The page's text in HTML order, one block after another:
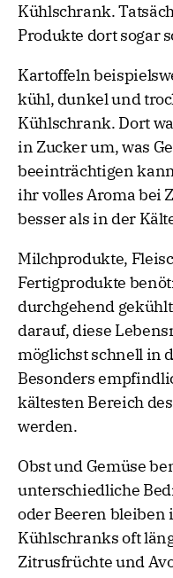
Kühlschrank.
Produkte dort sogar
Kartoffeln
kühl, dunkel und
Kühlschrank. Dort
in Zucker um, was
beeinträchtigen
ihr volles Aroma bei
besser als in der
Milchprodukte,
Fertigprodukte
durchgehend
darauf, diese
möglichst schnell in
Besonders
kältesten Bereich
werden.
Obst und Gemüse
unterschiedliche
oder Beeren bleiben
Kühlschranks oft
Zitrusfrüchte und